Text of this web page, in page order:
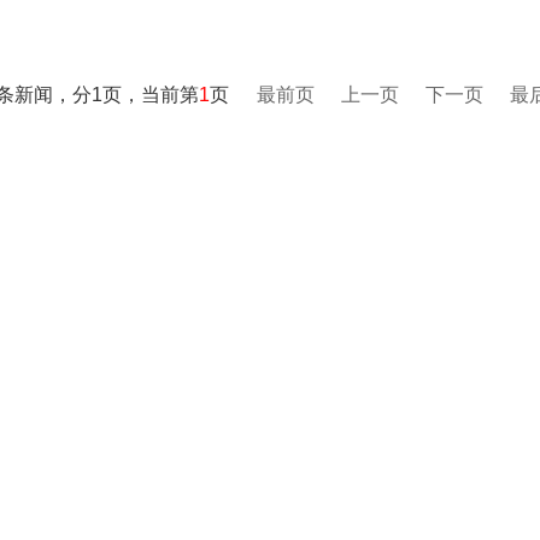
新闻，分1页，当前第1页 最前页 上一页 下一页 最